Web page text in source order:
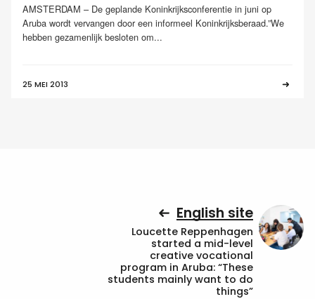
AMSTERDAM – De geplande Koninkrijksconferentie in juni op
Aruba wordt vervangen door een informeel Koninkrijksberaad.”We
hebben gezamenlijk besloten om...
25 MEI 2013
English site
Loucette Reppenhagen
started a mid-level
creative vocational
program in Aruba: “These
students mainly want to do
things”